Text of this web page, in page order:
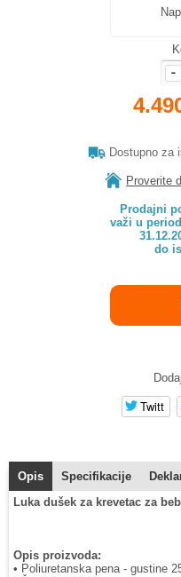
Dostupno za
Proverite
Prodajni
važi u
do
Twitt
Opis Specifikacije
Luka dušek za krevetac za
Opis proizvoda:
• Poliuretanska pena - gustine